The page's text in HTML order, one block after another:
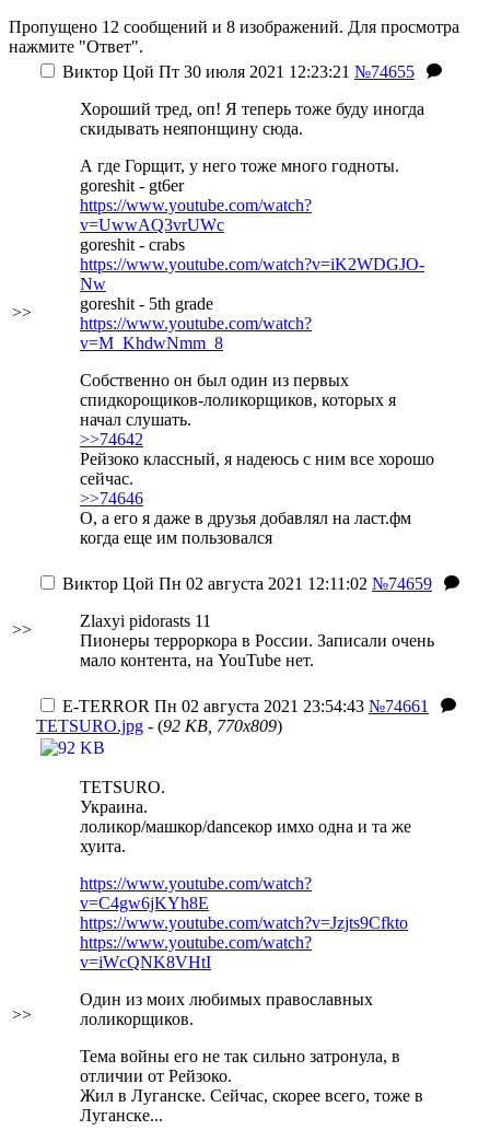
Пропущено 12 сообщений и 8 изображений. Для просмотра
нажмите "Ответ".
>>
Виктор Цой Пт 30 июля 2021 12:23:21 №74655
Хороший тред, оп! Я теперь тоже буду иногда
скидывать неяпонщину сюда.
А где Горщит, у него тоже много годноты.
goreshit - gt6er
https://www.youtube.com/watch?
v=UwwAQ3vrUWc
goreshit - crabs
https://www.youtube.com/watch?v=iK2WDGJO-
Nw
goreshit - 5th grade
https://www.youtube.com/watch?
v=M_KhdwNmm_8
Собственно он был один из первых
спидкорoщиков-лоликорщиков, которых я
начал слушать.
>>74642
Рейзоко классный, я надеюсь с ним все хорошо
сейчас.
>>74646
О, а его я даже в друзья добавлял на ласт.фм
когда еще им пользовался
>>
Виктор Цой Пн 02 августа 2021 12:11:02 №74659
Zlaxyi pidorasts 11
Пионеры терроркора в России. Записали очень
мало контента, на YouTube нет.
>>
E-TERROR Пн 02 августа 2021 23:54:43 №74661
TETSURO.jpg - (92 KB, 770x809)
TETSURO.
Украина.
лоликор/машкор/danceкор имхо одна и та же
хуита.
https://www.youtube.com/watch?
v=C4gw6jKYh8E
https://www.youtube.com/watch?v=Jzjts9Cfkto
https://www.youtube.com/watch?
v=iWcQNK8VHtI
Один из моих любимых православных
лоликорщиков.
Тема войны его не так сильно затронула, в
отличии от Рейзоко.
Жил в Луганске. Сейчас, скорее всего, тоже в
Луганске...